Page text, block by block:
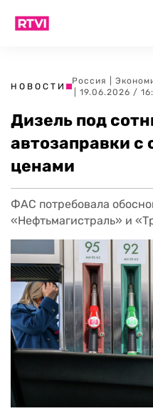
НОВОСТИ
Россия
| 19.06.2026 /
Дизель под
автозаправки
ценами
ФАС потребовала
«Нефтьмагистраль» и